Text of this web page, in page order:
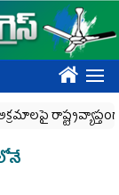
????
రాష్ట్రవ్యాప్తంగా